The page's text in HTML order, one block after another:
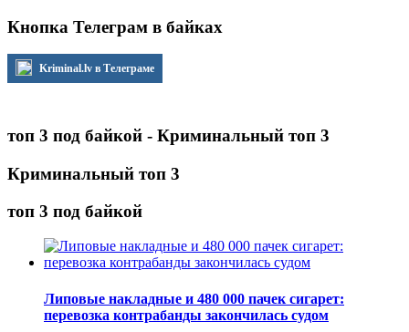
Кнопка Телеграм в байках
Kriminal.lv в Телеграме
топ 3 под байкой - Криминальный топ 3
Криминальный топ 3
топ 3 под байкой
Липовые накладные и 480 000 пачек сигарет:
перевозка контрабанды закончилась судом